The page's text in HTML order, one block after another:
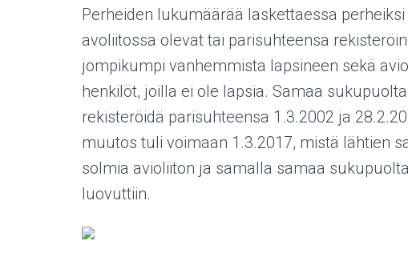
Perheiden lukumäärää laskettaessa
avoliitossa olevat tai parisuhteensa
jompikumpi vanhemmista lapsineen sekä
henkilöt, joilla ei ole lapsia. Samaa
rekisteröidä parisuhteensa 1.3.2002 ja
muutos tuli voimaan 1.3.2017, mistä lähtien
solmia avioliiton ja samalla samaa
luovuttiin.